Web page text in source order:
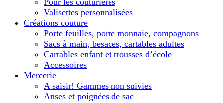
Pour les couturières
Valisettes personnalisées
Créations couture
Porte feuilles, porte monnaie, compagnons
Sacs à main, besaces, cartables adultes
Cartables enfant et trousses d’école
Accessoires
Mercerie
A saisir! Gammes non suivies
Anses et poignées de sac